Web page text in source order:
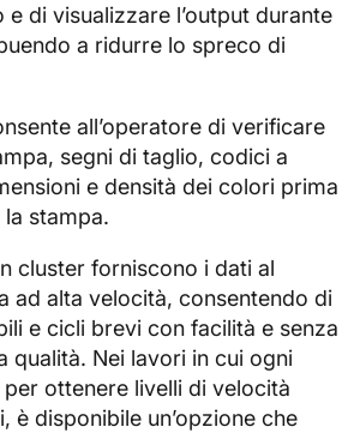
di visualizzare l’output durante
a ridurre lo spreco di
all’operatore di verificare
segni di taglio, codici a
e densità dei colori prima
stampa.
cluster forniscono i dati al
ad alta velocità, consentendo di
e cicli brevi con facilità e senza
qualità. Nei lavori in cui ogni
ottenere livelli di velocità
è disponibile un’opzione che